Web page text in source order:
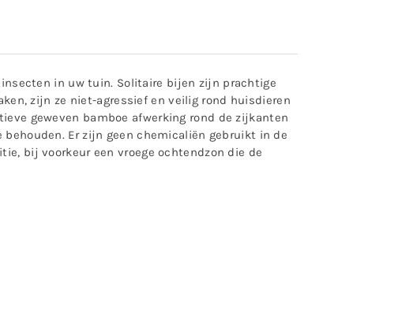
in uw tuin. Solitaire bijen zijn prachtige
zijn ze niet-agressief en veilig rond huisdieren
geweven bamboe afwerking rond de zijkanten
Er zijn geen chemicaliën gebruikt in de
bij voorkeur een vroege ochtendzon die de